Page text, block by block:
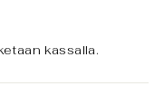
kassalla.